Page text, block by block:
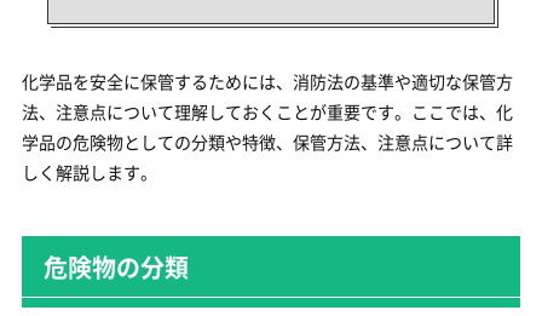
化学品を安全に保管するためには、消防法の基準や適切な保管方
法、注意点について理解しておくことが重要です。ここでは、化
学品の危険物としての分類や特徴、保管方法、注意点について詳
しく解説します。
危険物の分類